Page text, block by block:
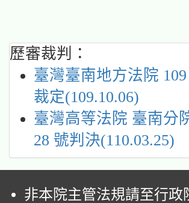
歷審裁判：
臺灣臺南地方法院
裁定(109.10.06)
臺灣高等法院 臺南分
28 號判決(110.03.25)
非本院主管法規請至行政